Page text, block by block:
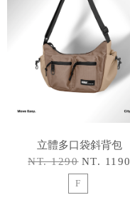
立體多口袋斜背包
NT. 1290 NT. 1190
F